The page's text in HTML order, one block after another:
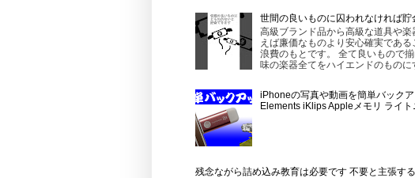
世間の良いものに囚われなければ貯
高級ブランド品から高級な道具や
えば廉価なものより安心確実であ
浪費のもとです。 全て良いもので
味の楽器全てをハイエンドのものに
iPhoneの写真や動画を簡単バック
Elements iKlips Appleメモリ ライ
残念ながら詰め込み教育は必要です 不要と主張す